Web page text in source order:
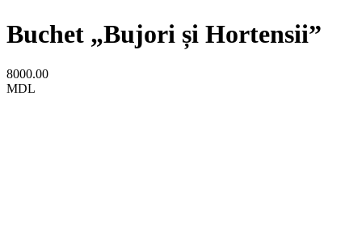
Buchet „Bujori și Hortensii”
8000.00
MDL